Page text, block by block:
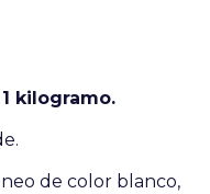
kilogramo.
de color blanco,